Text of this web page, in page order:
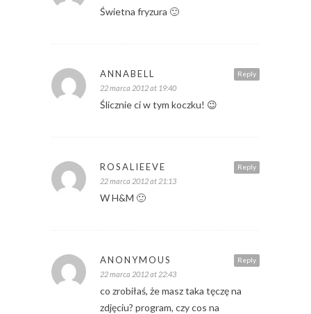
Świetna fryzura 🙂
Reply
ANNABELL
22 marca 2012 at 19:40
Ślicznie ci w tym koczku! 😉
Reply
ROSALIEEVE
22 marca 2012 at 21:13
W H&M 🙂
Reply
ANONYMOUS
22 marca 2012 at 22:43
co zrobiłaś, że masz taka tęczę na
zdjęciu? program, czy cos na